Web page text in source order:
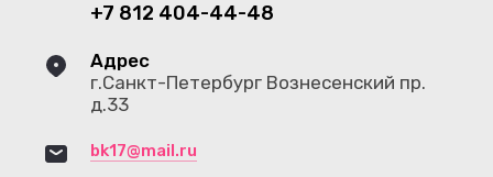
+7 812 404-44-48
Адрес
г.Санкт-Петербург Вознесенский пр.
д.33
bk17@mail.ru